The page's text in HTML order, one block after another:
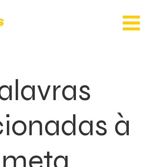
à